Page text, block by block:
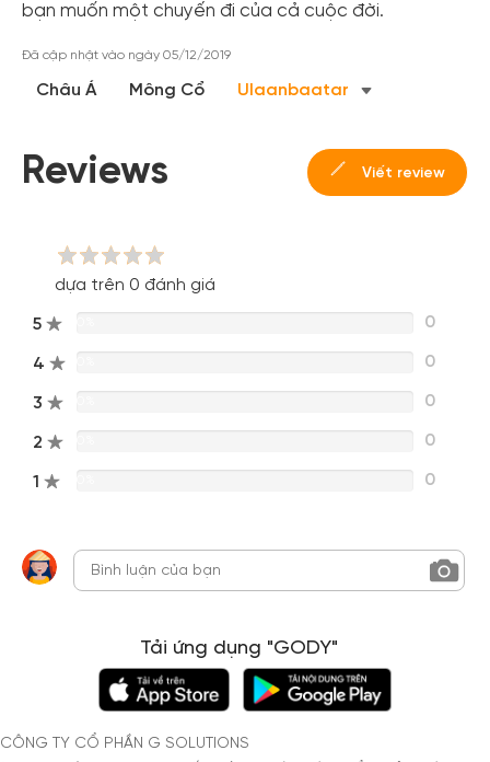
bạn muốn một chuyến đi của cả cuộc đời.
Đã cập nhật vào ngày 05/12/2019
Châu Á Mông Cổ Ulaanbaatar
Reviews Viết review
dựa trên 0 đánh giá
5 0
4 0
3 0
2 0
1 0
Tải ứng dụng "GODY"
CÔNG TY CỔ PHẦN G SOLUTIONS
Tạo tài khoản để có thể nhận ngay các ưu đãi
Đăng nhập Facebook